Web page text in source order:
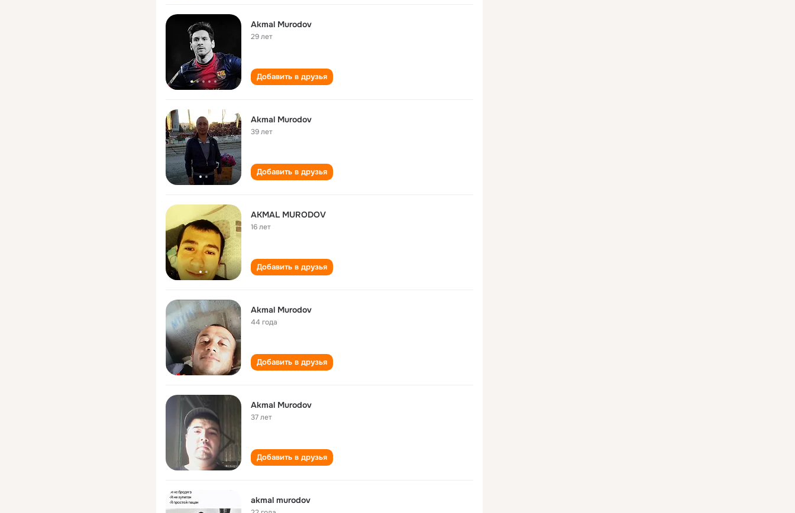
Akmal Murodov
29 лет
Добавить в друзья
Akmal Murodov
39 лет
Добавить в друзья
AKMAL MURODOV
16 лет
Добавить в друзья
Akmal Murodov
44 года
Добавить в друзья
Akmal Murodov
37 лет
Добавить в друзья
akmal murodov